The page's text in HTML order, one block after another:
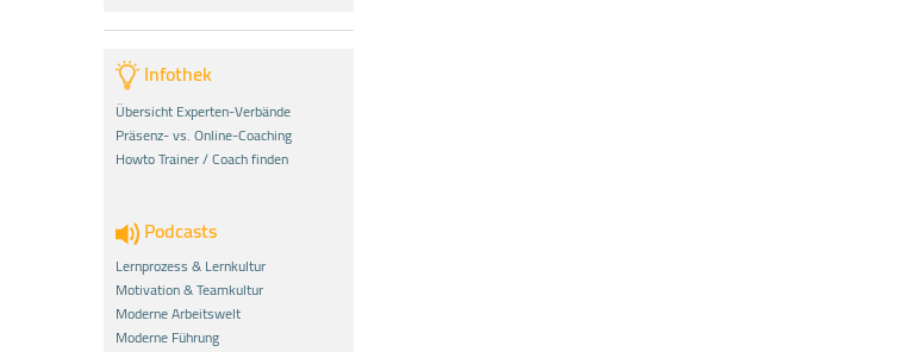
Infothek
Übersicht Experten-Verbände
Präsenz- vs. Online-Coaching
Howto Trainer / Coach finden
Podcasts
Lernprozess & Lernkultur
Motivation & Teamkultur
Moderne Arbeitswelt
Moderne Führung